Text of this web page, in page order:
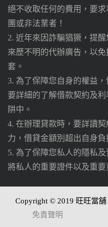
絕不收取任何的費用，要
團或非法業者！
2. 近年來因詐騙猖獗，提
來歷不明的代辦廣告，以
套。
3. 為了保障您自身的權益
要詳細的了解借款契約及
阱中。
4. 在辦理貸款時，要詳讀
力，借貸金額別超出自身
5. 為了保障您私人的隱私
將私人的重要證件以及重
Copyright © 2019 旺旺當舖
免責聲明